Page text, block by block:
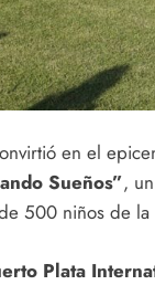
en el
Sueños”,
500 niños de
Plata